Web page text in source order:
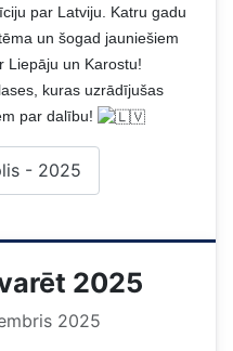
par Latviju. Katru gadu
un šogad jauniešiem
Liepāju un Karostu!
kuras uzrādījušas
par dalību!
- 2025
2025
2025